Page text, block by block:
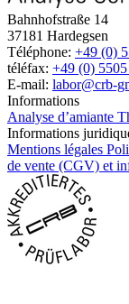
Bahnhofstraße 14
37181 Hardegsen
Téléphone: +49 (0)
téléfax: +49 (0)
E-mail: labor@crb-
Informations
Analyse d’amiante
Informations
Mentions légales
de vente (CGV) et